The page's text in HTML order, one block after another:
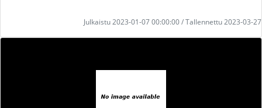
Julkaistu 2023-01-07 00:00:00 / Tallennettu 2023-03-27